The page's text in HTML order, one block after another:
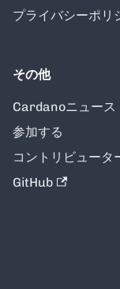
プライバシーポリ
その他
Cardanoニュース
参加する
コントリビュータ
GitHub